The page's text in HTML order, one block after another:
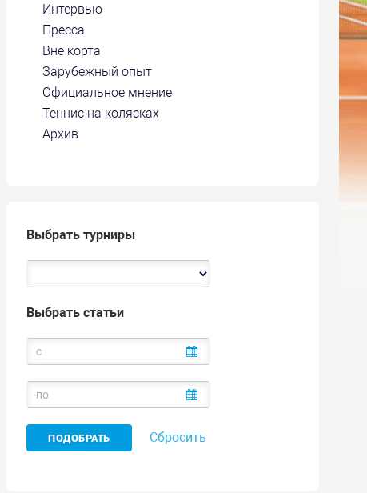
Интервью
Пресса
Вне корта
Зарубежный опыт
Официальное мнение
Теннис на колясках
Архив
Выбрать турниры
Выбрать статьи
Сбросить